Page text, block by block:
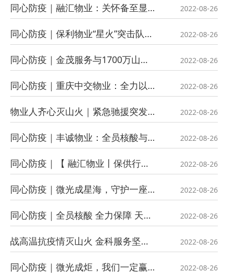
同心防疫｜融汇物业：关怀备至显真情 2022-08-26
同心防疫｜保利物业“星火”突击队，勇当抗疫排头兵 2022-08-26
同心防疫｜金茂服务与1700万山城人民同战疫！致敬这场战疫中的每一个你！ 2022-08-26
同心防疫｜重庆中交物业：全力以赴助力疫情防控阻击战 2022-08-26
物业人齐心灭山火｜紧急驰援突发山火，央企物业尽显担当 2022-08-26
同心防疫｜丰诚物业：全员核酸与您逆战同行 2022-08-26
同心防疫｜【 融汇物业丨保供行动】万众一心 守护家园！ 2022-08-26
同心防疫｜微光成星海，守护一座城！新鸥鹏文教服在行动！ 2022-08-26
同心防疫｜全员核酸 全力保障 天力物业重庆公司用爱守护爱… 2022-08-26
战高温抗疫情灭山火 金科服务坚定做“城市守护者” 2022-08-26
同心防疫｜微光成炬，我们一定赢！ 2022-08-26